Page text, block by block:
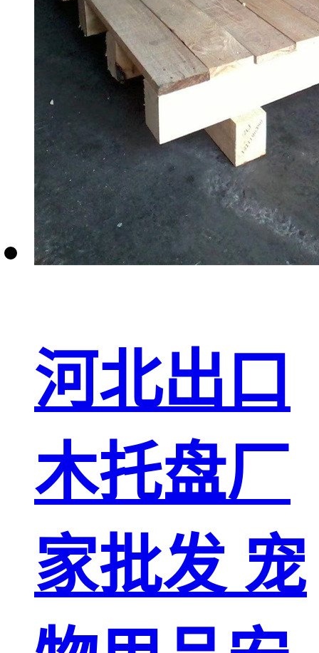
河北出口
木托盘厂
家批发 宠